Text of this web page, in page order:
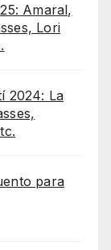
Amaral,
Lori
2024: La
para